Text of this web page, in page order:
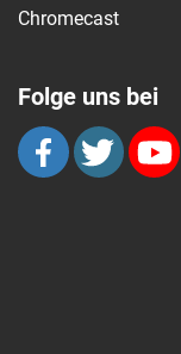
Chromecast
Folge uns bei